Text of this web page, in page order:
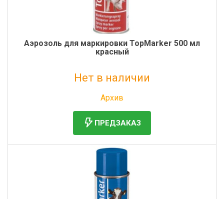
Аэрозоль для маркировки TopMarker 500 мл
красный
Нет в наличии
Архив
ПРЕДЗАКАЗ